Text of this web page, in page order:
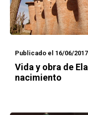
Publicado el 16/06/2017
Vida y obra de
nacimiento